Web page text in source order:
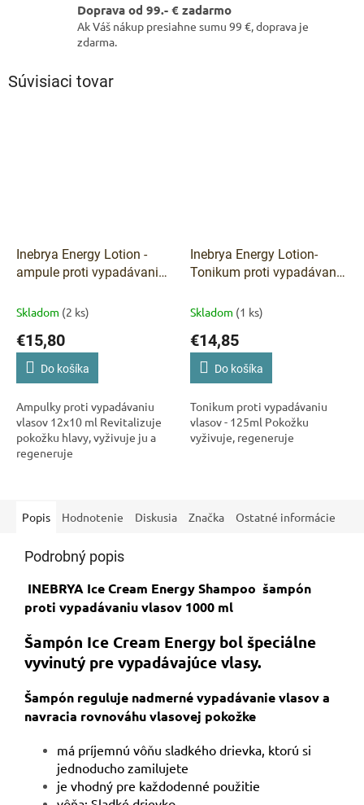
Doprava od 99.- € zadarmo
Ak Váš nákup presiahne sumu 99 €, doprava je
zdarma.
Súvisiaci tovar
Inebrya Energy Lotion -
ampule proti vypadávaniu
Skladom (2 ks)
€15,80
Do košíka
Ampulky proti vypadávaniu
vlasov 12x10 ml Revitalizuje
pokožku hlavy, vyživuje ju a
regeneruje
Inebrya Energy Lotion-
Tonikum proti vypadávaniu
Skladom (1 ks)
€14,85
Do košíka
Tonikum proti vypadávaniu
vlasov - 125ml Pokožku
vyživuje, regeneruje
Popis Hodnotenie Diskusia Značka Ostatné informácie
Podrobný popis
INEBRYA Ice Cream Energy Shampoo šampón
proti vypadávaniu vlasov 1000 ml
Šampón Ice Cream Energy bol špeciálne
vyvinutý pre vypadávajúce vlasy.
Šampón reguluje nadmerné vypadávanie vlasov a
navracia rovnováhu vlasovej pokožke
má príjemnú vôňu sladkého drievka, ktorú si
jednoducho zamilujete
je vhodný pre každodenné použitie